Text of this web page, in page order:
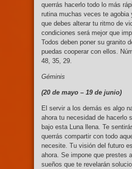
querrás hacerlo todo lo más
rutina muchas veces te
que debes alterar tu ritmo de
condiciones será mejor que
Todos deben poner su granito
puedas cooperar con ellos.
48, 35, 29.
Géminis
(20 de mayo – 19de junio)
El servir a los demás es algo
ahora tu necesidad de hacerlo
bajo esta Luna llena. Te
querrás compartir con todo
necesite. Tu visión del futuro
ahora. Se impone que prestes
sueños que te revelarán